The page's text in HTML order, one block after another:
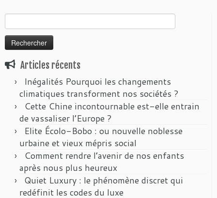
Articles récents
Inégalités Pourquoi les changements
climatiques transforment nos sociétés ?
Cette Chine incontournable est-elle entrain
de vassaliser l’Europe ?
Elite Écolo-Bobo : ou nouvelle noblesse
urbaine et vieux mépris social
Comment rendre l’avenir de nos enfants
après nous plus heureux
Quiet Luxury : le phénomène discret qui
redéfinit les codes du luxe